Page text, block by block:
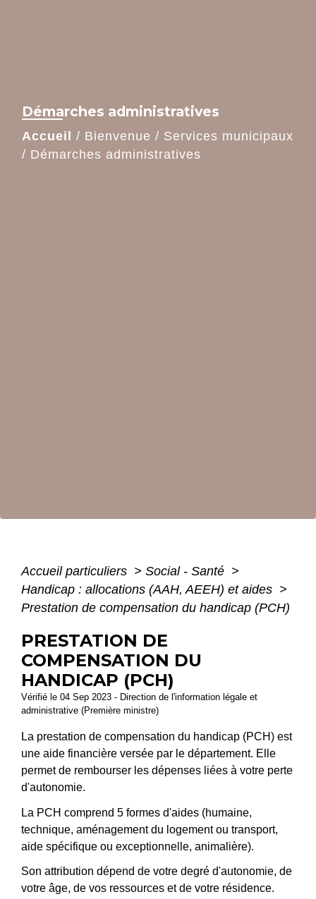
Démarches administratives
Accueil / Bienvenue / Services municipaux
/ Démarches administratives
Accueil particuliers > Social - Santé >
Handicap : allocations (AAH, AEEH) et aides >
Prestation de compensation du handicap (PCH)
PRESTATION DE
COMPENSATION DU
HANDICAP (PCH)
Vérifié le 04 Sep 2023 - Direction de l'information légale et
administrative (Première ministre)
La prestation de compensation du handicap (PCH) est
une aide financière versée par le département. Elle
permet de rembourser les dépenses liées à votre perte
d'autonomie.
La PCH comprend 5 formes d'aides (humaine,
technique, aménagement du logement ou transport,
aide spécifique ou exceptionnelle, animalière).
Son attribution dépend de votre degré d'autonomie, de
votre âge, de vos ressources et de votre résidence.